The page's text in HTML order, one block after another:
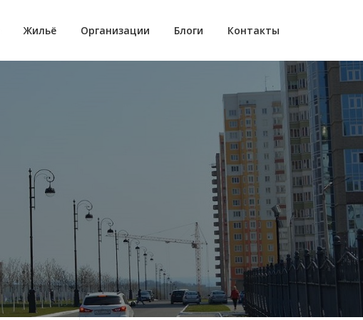
Жильё Организации Блоги Контакты